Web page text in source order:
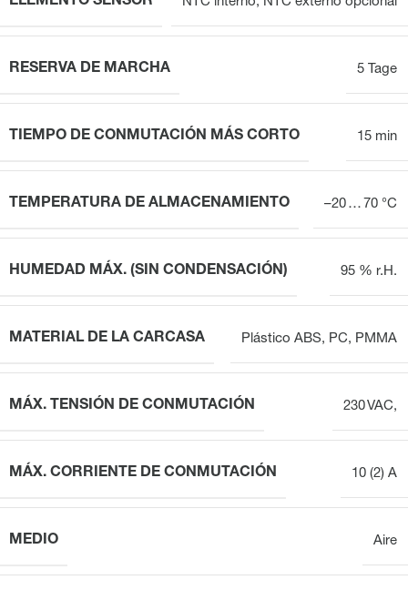
RESERVA DE MARCHA 5 Tage
TIEMPO DE CONMUTACIÓN MÁS CORTO 15 min
TEMPERATURA DE ALMACENAMIENTO –20 … 70 °C
HUMEDAD MÁX. (SIN CONDENSACIÓN) 95 % r.H.
MATERIAL DE LA CARCASA Plástico ABS, PC, PMMA
MÁX. TENSIÓN DE CONMUTACIÓN 230 VAC,
MÁX. CORRIENTE DE CONMUTACIÓN 10 (2) A
MEDIO Aire